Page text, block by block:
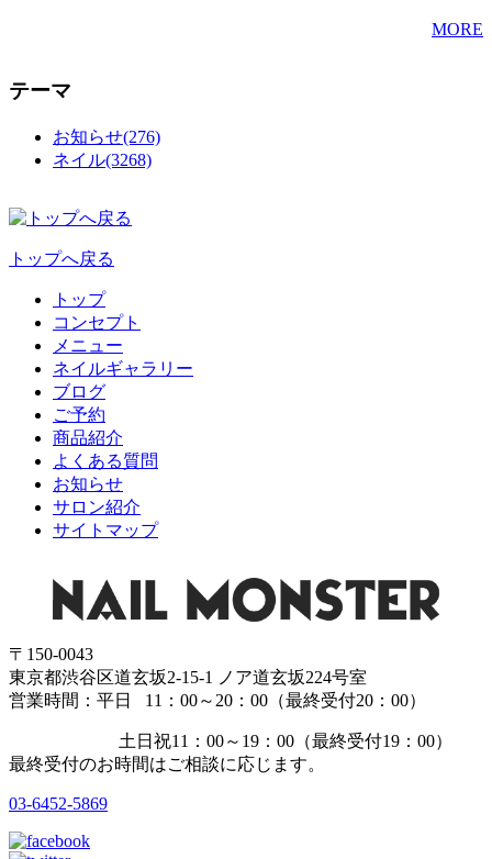
MORE
テーマ
お知らせ(276)
ネイル(3268)
トップへ戻る
トップ
コンセプト
メニュー
ネイルギャラリー
ブログ
ご予約
商品紹介
よくある質問
お知らせ
サロン紹介
サイトマップ
〒150-0043
東京都渋谷区道玄坂2-15-1 ノア道玄坂224号室
営業時間：平日 11：00～20：00（最終受付20：00）
土日祝11：00～19：00（最終受付19：00）
最終受付のお時間はご相談に応じます。
03-6452-5869